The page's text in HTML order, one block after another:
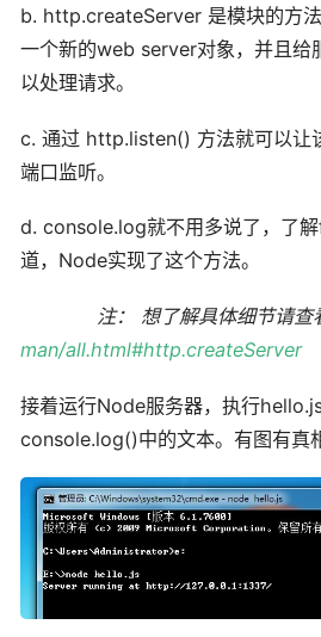
b. http.createServer 是模块的方
一个新的web server对象，并且给
以处理请求。
c. 通过 http.listen() 方法就可以让
端口监听。
d. console.log就不用多说了，了
道，Node实现了这个方法。
注： 想了解具体细节请查
man/all.html#http.createServer
接着运行Node服务器，执行
console.log()中的文本。有图有真